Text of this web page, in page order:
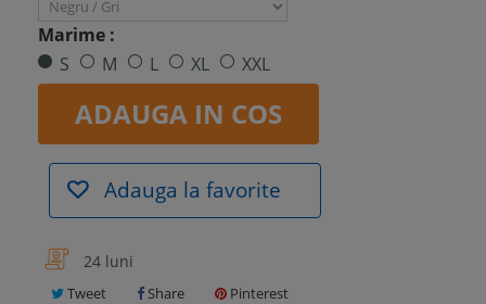
Marime :
S
M L XL XXL
ADAUGA IN COS
Adauga la favorite
24 luni
Tweet Share Pinterest